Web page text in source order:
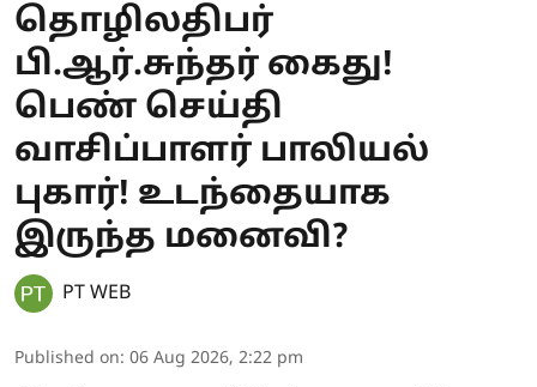
தொழிலதிபர்
பி.ஆர்.சுந்தர் கைது!
பெண் செய்தி
வாசிப்பாளர் பாலியல்
புகார்! உடந்தையாக
இருந்த மனைவி?
PT WEB
Published on: 06 Aug 2026, 2:22 pm